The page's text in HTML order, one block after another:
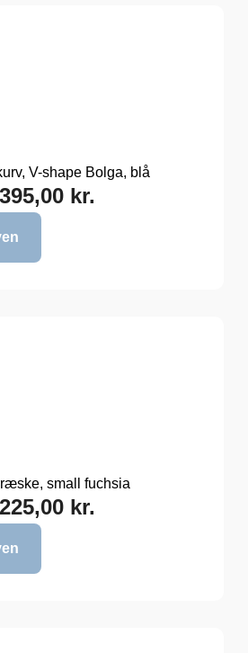
V-shape Bolga, blå
395,00 kr.
small fuchsia
225,00 kr.